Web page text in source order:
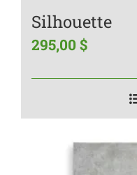
Silhouette
295,00 $